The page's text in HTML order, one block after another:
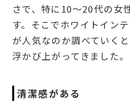
さで、特に10～20代の女
す。そこでホワイトイン
が人気なのか調べていく
浮かび上がってきました。
清潔感がある